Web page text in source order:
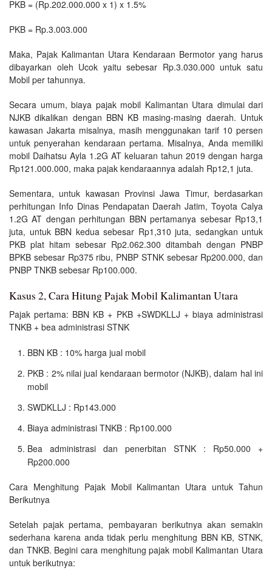
PKB = (Rp.202.000.000 x 1) x 1.5%
PKB = Rp.3.003.000
Maka, Pajak Kalimantan Utara Kendaraan Bermotor yang harus
dibayarkan oleh Ucok yaitu sebesar Rp.3.030.000 untuk satu
Mobil per tahunnya.
Secara umum, biaya pajak mobil Kalimantan Utara dimulai dari
NJKB dikalikan dengan BBN KB masing-masing daerah. Untuk
kawasan Jakarta misalnya, masih menggunakan tarif 10 persen
untuk penyerahan kendaraan pertama. Misalnya, Anda memiliki
mobil Daihatsu Ayla 1.2G AT keluaran tahun 2019 dengan harga
Rp121.000.000, maka pajak kendaraannya adalah Rp12,1 juta.
Sementara, untuk kawasan Provinsi Jawa Timur, berdasarkan
perhitungan Info Dinas Pendapatan Daerah Jatim, Toyota Calya
1.2G AT dengan perhitungan BBN pertamanya sebesar Rp13,1
juta, untuk BBN kedua sebesar Rp1,310 juta, sedangkan untuk
PKB plat hitam sebesar Rp2.062.300 ditambah dengan PNBP
BPKB sebesar Rp375 ribu, PNBP STNK sebesar Rp200.000, dan
PNBP TNKB sebesar Rp100.000.
Kasus 2, Cara Hitung Pajak Mobil Kalimantan Utara
Pajak pertama: BBN KB + PKB +SWDKLLJ + biaya administrasi
TNKB + bea administrasi STNK
BBN KB : 10% harga jual mobil
PKB : 2% nilai jual kendaraan bermotor (NJKB), dalam hal ini
mobil
SWDKLLJ : Rp143.000
Biaya administrasi TNKB : Rp100.000
Bea administrasi dan penerbitan STNK : Rp50.000 +
Rp200.000
Cara Menghitung Pajak Mobil Kalimantan Utara untuk Tahun
Berikutnya
Setelah pajak pertama, pembayaran berikutnya akan semakin
sederhana karena anda tidak perlu menghitung BBN KB, STNK,
dan TNKB. Begini cara menghitung pajak mobil Kalimantan Utara
untuk berikutnya: